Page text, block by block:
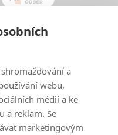
a
webu,
médií a ke
a reklam. Se
marketingovým